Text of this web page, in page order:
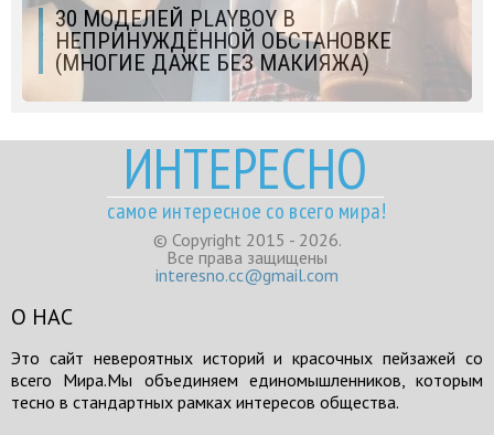
30 МОДЕЛЕЙ PLAYBOY В
НЕПРИНУЖДЁННОЙ ОБСТАНОВКЕ
(МНОГИЕ ДАЖЕ БЕЗ МАКИЯЖА)
ИНТЕРЕСНО
самое интересное со всего мира!
© Copyright 2015 - 2026.
Все права защищены
interesno.cc@gmail.com
О НАС
Это сайт невероятных историй и красочных пейзажей со
всего Мира.Мы объединяем единомышленников, которым
тесно в стандартных рамках интересов общества.